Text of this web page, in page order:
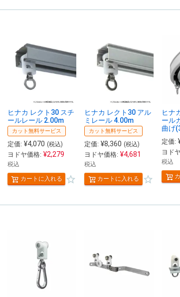
ヒナカ レクト30 スチ
ールレール 2.00m
カット無料サービス
定価: ¥4,070 (税込)
ヨドヤ価格: ¥2,279
税込
カートに入れる
ヒナカ レクト30 アル
ミレール 4.00m
カット無料サービス
定価: ¥8,360 (税込)
ヨドヤ価格: ¥4,681
税込
カートに入れる
ヒナ
ール
曲げ
定価:
ヨド
税込